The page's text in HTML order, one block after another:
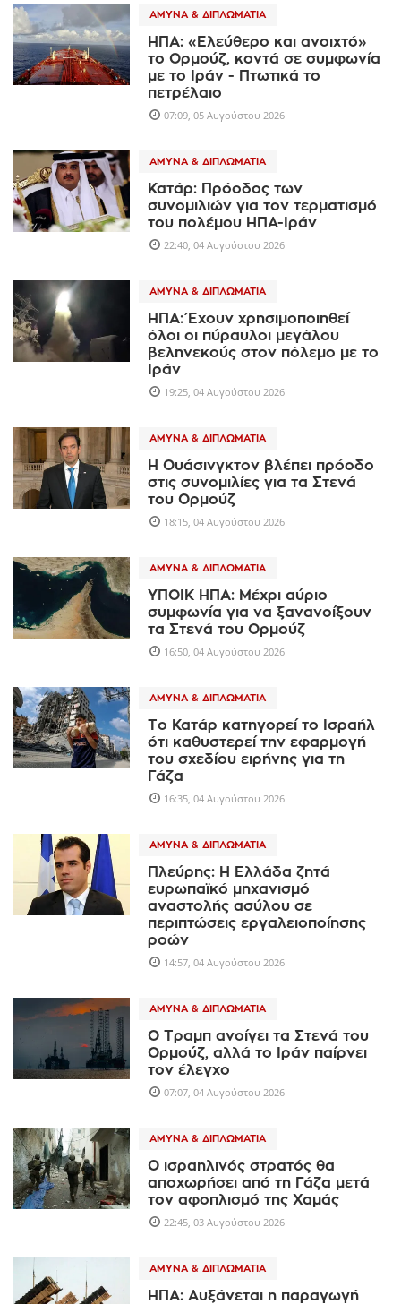
ΆΜΥΝΑ & ΔΙΠΛΩΜΑΤΊΑ
ΗΠΑ: «Ελεύθερο και ανοιχτό»
το Ορμούζ, κοντά σε συμφωνία
με το Ιράν - Πτωτικά το
πετρέλαιο
07:09, 05 Αυγούστου 2026
ΆΜΥΝΑ & ΔΙΠΛΩΜΑΤΊΑ
Κατάρ: Πρόοδος των
συνομιλιών για τον τερματισμό
του πολέμου ΗΠΑ-Ιράν
22:40, 04 Αυγούστου 2026
ΆΜΥΝΑ & ΔΙΠΛΩΜΑΤΊΑ
ΗΠΑ: Έχουν χρησιμοποιηθεί
όλοι οι πύραυλοι μεγάλου
βεληνεκούς στον πόλεμο με το
Ιράν
19:25, 04 Αυγούστου 2026
ΆΜΥΝΑ & ΔΙΠΛΩΜΑΤΊΑ
Η Ουάσινγκτον βλέπει πρόοδο
στις συνομιλίες για τα Στενά
του Ορμούζ
18:15, 04 Αυγούστου 2026
ΆΜΥΝΑ & ΔΙΠΛΩΜΑΤΊΑ
ΥΠΟΙΚ ΗΠΑ: Μέχρι αύριο
συμφωνία για να ξανανοίξουν
τα Στενά του Ορμούζ
16:50, 04 Αυγούστου 2026
ΆΜΥΝΑ & ΔΙΠΛΩΜΑΤΊΑ
Το Κατάρ κατηγορεί το Ισραήλ
ότι καθυστερεί την εφαρμογή
του σχεδίου ειρήνης για τη
Γάζα
16:35, 04 Αυγούστου 2026
ΆΜΥΝΑ & ΔΙΠΛΩΜΑΤΊΑ
Πλεύρης: Η Ελλάδα ζητά
ευρωπαϊκό μηχανισμό
αναστολής ασύλου σε
περιπτώσεις εργαλειοποίησης
ροών
14:57, 04 Αυγούστου 2026
ΆΜΥΝΑ & ΔΙΠΛΩΜΑΤΊΑ
Ο Τραμπ ανοίγει τα Στενά του
Ορμούζ, αλλά το Ιράν παίρνει
τον έλεγχο
07:07, 04 Αυγούστου 2026
ΆΜΥΝΑ & ΔΙΠΛΩΜΑΤΊΑ
Ο ισραηλινός στρατός θα
αποχωρήσει από τη Γάζα μετά
τον αφοπλισμό της Χαμάς
22:45, 03 Αυγούστου 2026
ΆΜΥΝΑ & ΔΙΠΛΩΜΑΤΊΑ
ΗΠΑ: Αυξάνεται η παραγωγή